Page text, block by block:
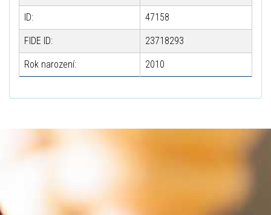
ID: 47158
FIDE ID: 23718293
Rok narození: 2010